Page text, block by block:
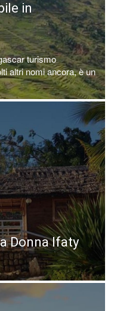
in
turismo
altri nomi ancora, è un
Donna Ifaty